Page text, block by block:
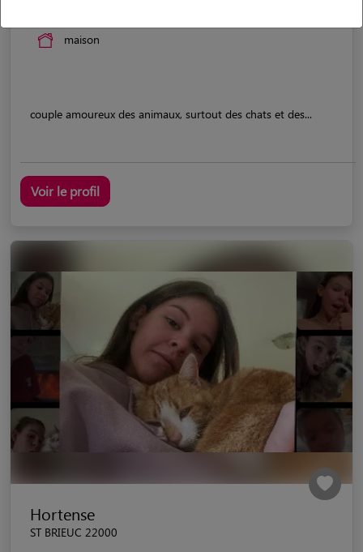
maison
couple amoureux des animaux, surtout des chats et des...
Voir le profil
Hortense
ST BRIEUC 22000